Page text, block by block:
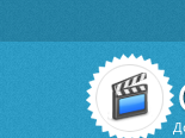
О нас
ПОПУЛЯРНЫЕ